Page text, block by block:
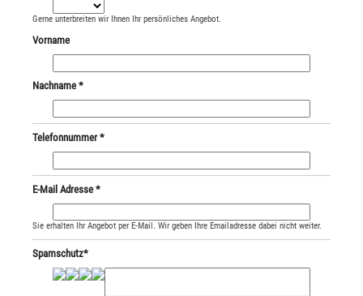
Gerne unterbreiten wir Ihnen Ihr persönliches Angebot.
Vorname
Nachname *
Telefonnummer *
E-Mail Adresse *
Sie erhalten Ihr Angebot per E-Mail. Wir geben Ihre Emailadresse dabei nicht weiter.
Spamschutz*